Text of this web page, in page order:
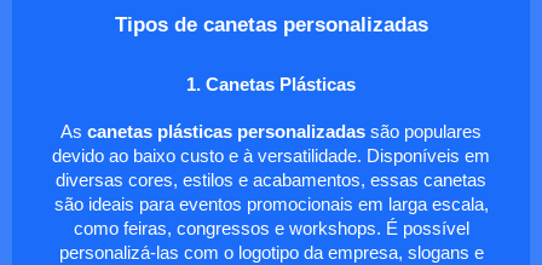
Tipos de canetas personalizadas
1. Canetas Plásticas
As canetas plásticas personalizadas são populares
devido ao baixo custo e à versatilidade. Disponíveis em
diversas cores, estilos e acabamentos, essas canetas
são ideais para eventos promocionais em larga escala,
como feiras, congressos e workshops. É possível
personalizá-las com o logotipo da empresa, slogans e